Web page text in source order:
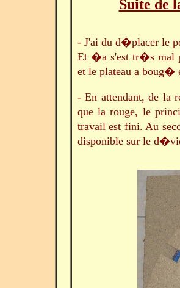
Suite de
- J'ai du d�placer le
Et �a s'est tr�s mal
et le plateau a boug�
- En attendant, de la
que la rouge, le
travail est fini. Au
disponible sur le